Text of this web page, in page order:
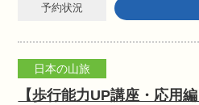
予約状況
日本の山旅
【歩行能力UP講座・応用